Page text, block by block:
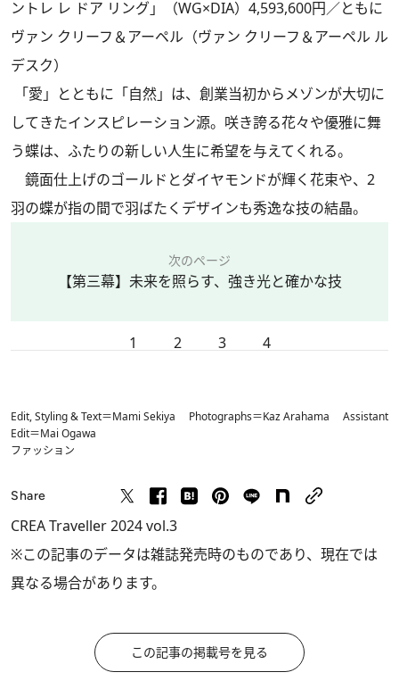
ントレ レ ドア リング」（WG×DIA）4,593,600円／ともに
ヴァン クリーフ＆アーペル（ヴァン クリーフ＆アーペル ル
デスク）
「愛」とともに「自然」は、創業当初からメゾンが大切に
してきたインスピレーション源。咲き誇る花々や優雅に舞
う蝶は、ふたりの新しい人生に希望を与えてくれる。
鏡面仕上げのゴールドとダイヤモンドが輝く花束や、2
羽の蝶が指の間で羽ばたくデザインも秀逸な技の結晶。
次のページ
【第三幕】未来を照らす、強き光と確かな技
1 2 3 4
Edit, Styling & Text＝Mami Sekiya Photographs＝Kaz Arahama Assistant
Edit＝Mai Ogawa
ファッション
Share
CREA Traveller 2024 vol.3
※この記事のデータは雑誌発売時のものであり、現在では
異なる場合があります。
この記事の掲載号を見る